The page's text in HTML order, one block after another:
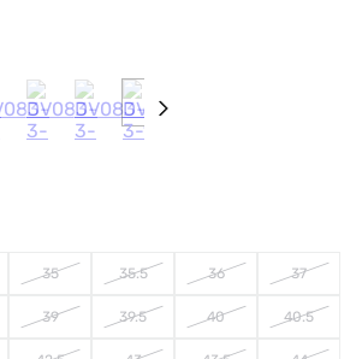
35 35.5 36 37
39 39.5 40 40.5